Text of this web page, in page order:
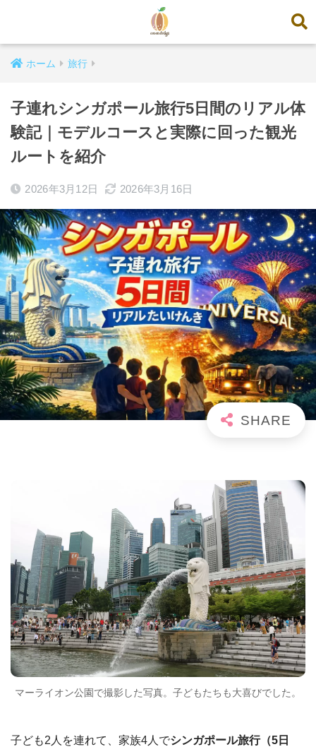
ホーム 旅行
子連れシンガポール旅行5日間のリアル体
験記｜モデルコースと実際に回った観光
ルートを紹介
2026年3月12日 2026年3月16日
マーライオン公園で撮影した写真。子どもたちも大喜びでした。
子ども2人を連れて、家族4人でシンガポール旅行（5日